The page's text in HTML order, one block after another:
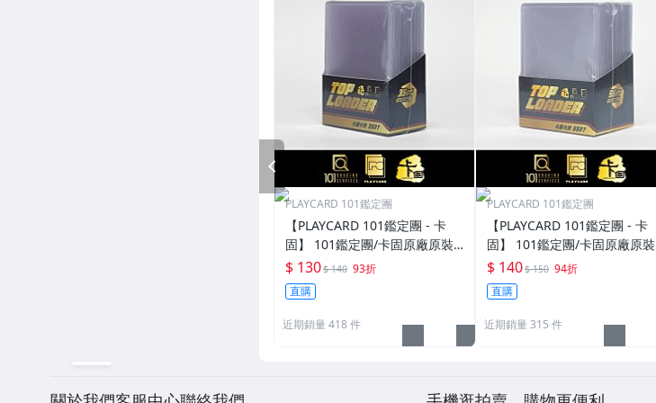
PLAYCARD 101鑑定團
【PLAYCARD 101鑑定團 - 卡
固】 101鑑定團/卡固原廠原裝
一般卡夾 / 塑膠殼 尺寸：35pt
$ 130$ 140 93折
直購
近期銷量 418 件
PLAYCARD 101鑑定團
【PLAYCARD 101鑑定團 - 卡
固】 101鑑定團/卡固原廠原裝
一般卡夾 / 塑膠殼 尺寸：55pt
$ 140$ 150 94折
直購
近期銷量 315 件